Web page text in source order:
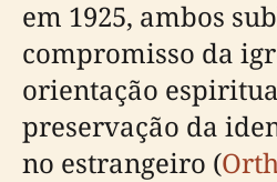
em 1925, ambos
compromisso da
orientação
preservação da
no estrangeiro (